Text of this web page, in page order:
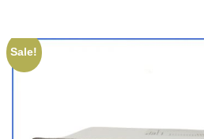
Sale!